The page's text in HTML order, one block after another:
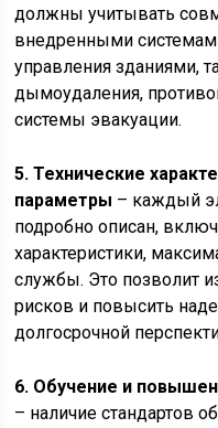
должны учитывать
внедренными
управления зданиями,
дымоудаления,
системы эвакуации.
5. Технические
параметры – каждый
подробно описан,
характеристики,
службы. Это позволит
рисков и повысить
долгосрочной
6. Обучение и
– наличие стандартов